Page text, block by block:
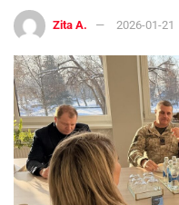
Zita A. 2026-01-21